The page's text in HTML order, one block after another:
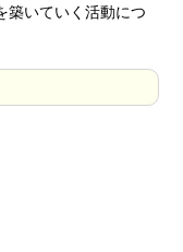
築いていく活動につ